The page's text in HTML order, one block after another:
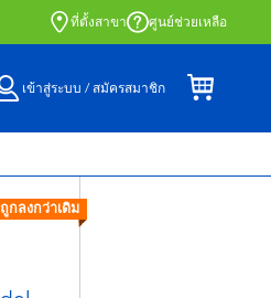
ซื้อออนไลน์และรับที่หน้าร้านด้วย Click
ที่ตั้งสาขา ศูนย์ช่วยเหลือ
เข้าสู่ระบบ / สมัครสมาชิก
กลงกว่าเดิม